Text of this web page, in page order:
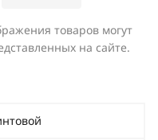
товаров могут
на сайте.